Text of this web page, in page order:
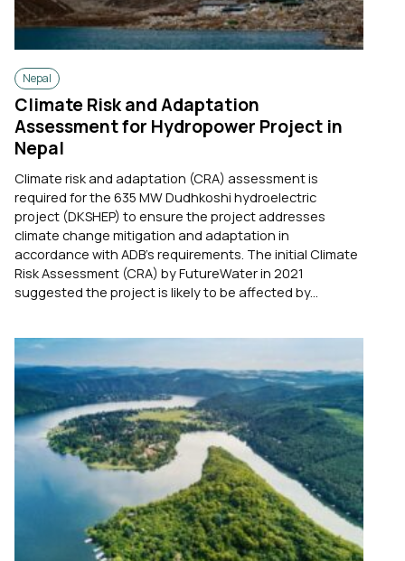
Nepal
Climate Risk and Adaptation
Assessment for Hydropower Project in
Nepal
Climate risk and adaptation (CRA) assessment is
required for the 635 MW Dudhkoshi hydroelectric
project (DKSHEP) to ensure the project addresses
climate change mitigation and adaptation in
accordance with ADB’s requirements. The initial Climate
Risk Assessment (CRA) by FutureWater in 2021
suggested the project is likely to be affected by...